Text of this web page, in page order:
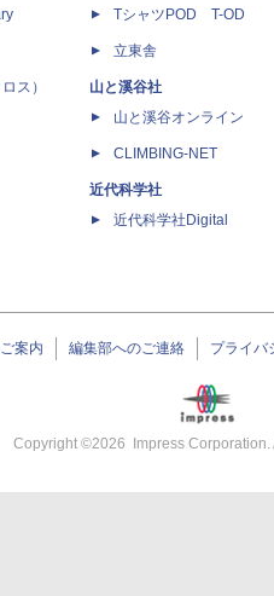
ス）
TシャツPOD T-OD
立東舎
山と溪谷社
山と溪谷オンライン
CLIMBING-NET
近代科学社
近代科学社Digital
案内 編集部へのご連絡 プライバ
Copyright ©2026 Impress